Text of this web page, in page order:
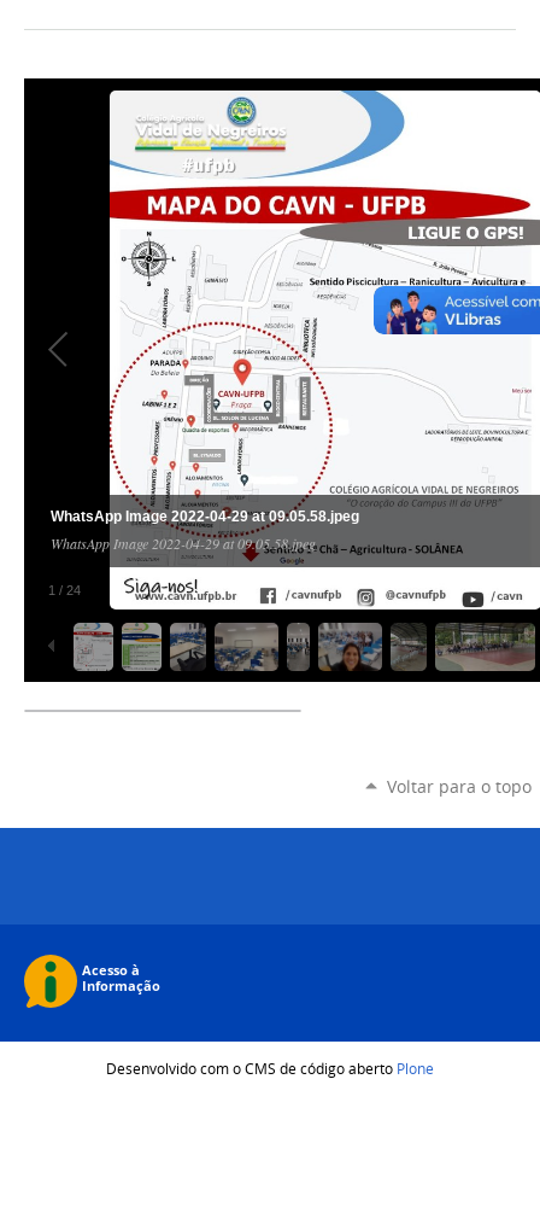
1 / 24
WhatsApp Image 2022-04-29 at 09.05.58.jpeg
WhatsApp Image 2022-04-29 at 09.05.58.jpeg
Voltar para o topo
Desenvolvido com o CMS de código aberto Plone